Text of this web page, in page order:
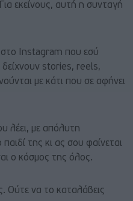
εκείνους, αυτή η συνταγή
στο Instagram που εσύ
δείχνουν stories, reels,
με κάτι που σε αφήνει
λέει, με απόλυτη
της κι ας σου φαίνεται
ο κόσμος της όλος.
Ούτε να το καταλάβεις